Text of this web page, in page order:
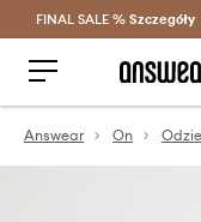
FINAL SALE % Szczegóły
Answear On